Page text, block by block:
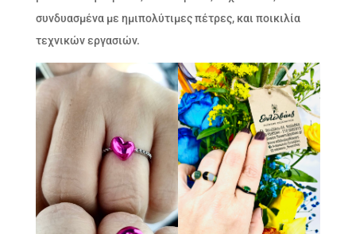
συνδυασμένα με ημιπολύτιμες πέτρες, και ποικιλία
τεχνικών εργασιών.